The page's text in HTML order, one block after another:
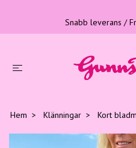
Snabb leverans /
Hem Klänningar Kort